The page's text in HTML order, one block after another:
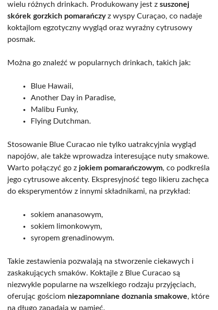
wielu różnych drinkach. Produkowany jest z suszonej
skórek gorzkich pomarańczyz wyspy Curaçao, co nadaje
koktajlom egzotyczny wygląd oraz wyraźny cytrusowy
posmak.
Można go znaleźć w popularnych drinkach, takich jak:
Blue Hawaii,
Another Day in Paradise,
Malibu Funky,
Flying Dutchman.
Stosowanie Blue Curacao nie tylko uatrakcyjnia wygląd
napojów, ale także wprowadza interesujące nuty smakowe.
Warto połączyć go z jokiem pomarańczowym, co podkreśla
jego cytrusowe akcenty. Ekspresyjność tego likieru zachęca
do eksperymentów z innymi składnikami, na przykład:
sokiem ananasowym,
sokiem limonkowym,
syropem grenadinowym.
Takie zestawienia pozwalają na stworzenie ciekawych i
zaskakujących smaków. Koktajle z Blue Curacao są
niezwykle popularne na wszelkiego rodzaju przyjęciach,
oferując gościom niezapomniane doznania smakowe, które
na długo zapadają w pamięć.